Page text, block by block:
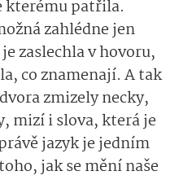
kterému patřila.
zahlédne jen
zaslechla v hovoru,
co znamenají. A tak
zmizely necky,
mizí i slova, která je
jazyk je jedním
jak se mění naše